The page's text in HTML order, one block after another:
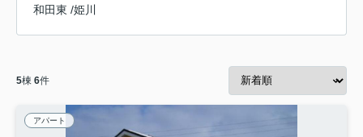
和田東 /姫川
5棟 6件
アパート